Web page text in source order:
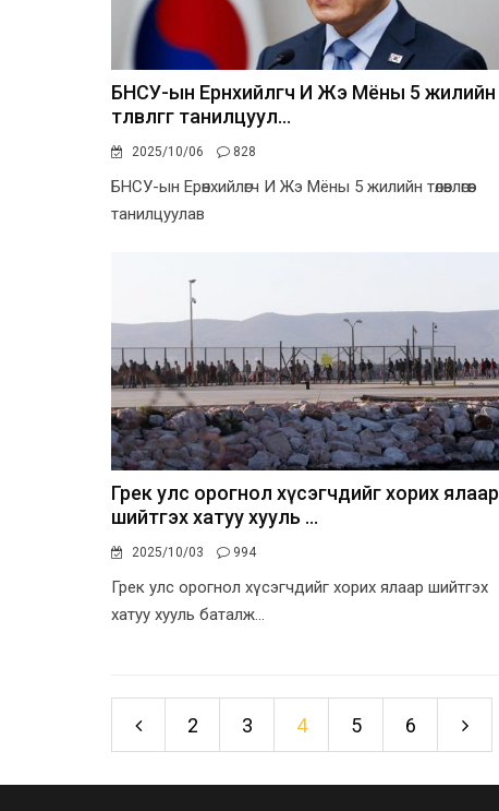
БНСУ-ын Ерөнхийлөгч И Жэ Мёны 5 жилийн
төлөвлөгөөг танилцуул...
2025/10/06 828
БНСУ-ын Ерөнхийлөгч И Жэ Мёны 5 жилийн төлөвлөгөөг
танилцуулав
Грек улс орогнол хүсэгчдийг хорих ялаар
шийтгэх хатуу хууль ...
2025/10/03 994
Грек улс орогнол хүсэгчдийг хорих ялаар шийтгэх
хатуу хууль баталж...
2 3 4 5 6